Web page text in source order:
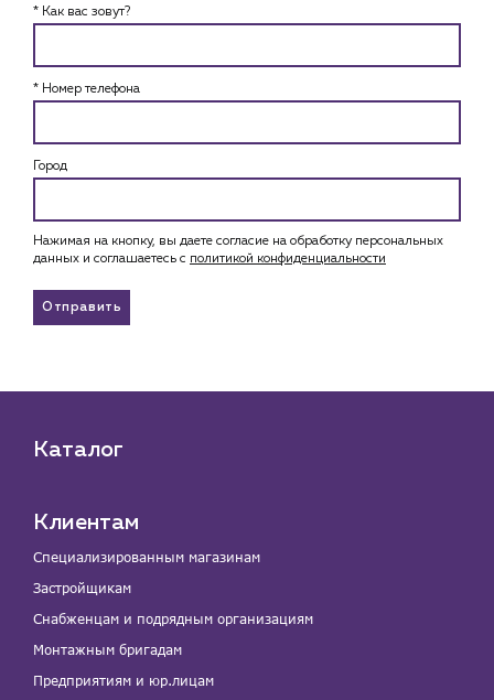
* Как вас зовут?
* Номер телефона
Город
Нажимая на кнопку, вы даете согласие на обработку персональных
данных и соглашаетесь c политикой конфиденциальности
Отправить
Каталог
Клиентам
Специализированным магазинам
Застройщикам
Снабженцам и подрядным организациям
Монтажным бригадам
Предприятиям и юр.лицам